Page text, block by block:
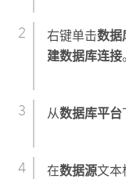
右键单击数据
建数据库连接
从数据库平台
在数据源文本